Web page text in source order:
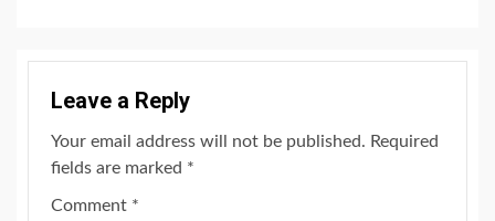
Leave a Reply
Your email address will not be published. Required
fields are marked *
Comment *